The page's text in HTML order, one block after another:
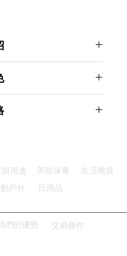
六角鎖匙安裝方便簡單
鋁合金
5.5*3*2.5cm
中國大陸
桓有限公司
與周邊 美妝保養
生活雜貨
戶外 日用品
們的優勢 交易條件